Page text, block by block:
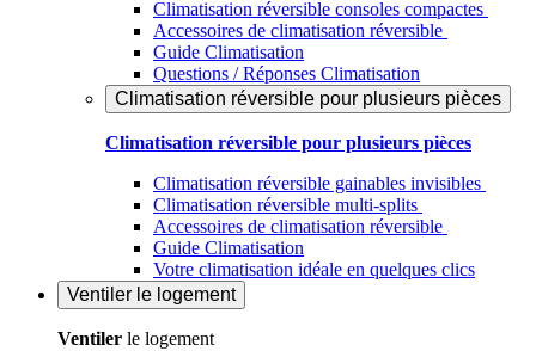
Climatisation réversible consoles compactes
Accessoires de climatisation réversible
Guide Climatisation
Questions / Réponses Climatisation
Climatisation réversible pour plusieurs pièces
Climatisation réversible pour plusieurs pièces
Climatisation réversible gainables invisibles
Climatisation réversible multi-splits
Accessoires de climatisation réversible
Guide Climatisation
Votre climatisation idéale en quelques clics
Ventiler le logement
Ventiler le logement